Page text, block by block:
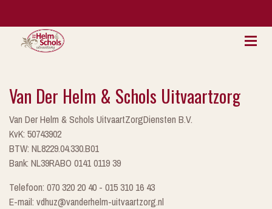
Van Der Helm & Schols Uitvaartzorg
Van Der Helm & Schols UitvaartZorgDiensten B.V.
KvK: 50743902
BTW: NL8229.04.330.B01
Bank: NL39RABO 0141 0119 39
Telefoon: 070 320 20 40 - 015 310 16 43
E-mail: vdhuz@vanderhelm-uitvaartzorg.nl